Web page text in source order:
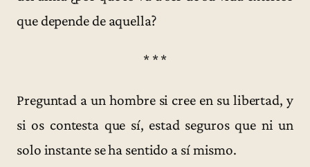
que depende de aquella?
* * *
Preguntad a un hombre si cree en su libertad, y
si os contesta que sí, estad seguros que ni un
solo instante se ha sentido a sí mismo.